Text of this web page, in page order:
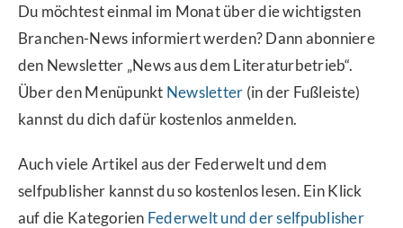
Du möchtest einmal im Monat über die wichtigsten
Branchen-News informiert werden? Dann abonniere
den Newsletter „News aus dem Literaturbetrieb“.
Über den Menüpunkt Newsletter (in der Fußleiste)
kannst du dich dafür kostenlos anmelden.
Auch viele Artikel aus der Federwelt und dem
selfpublisher kannst du so kostenlos lesen. Ein Klick
auf die Kategorien Federweltundder selfpublisher